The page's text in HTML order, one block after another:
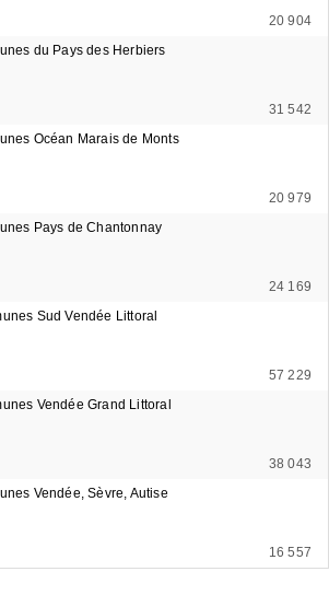
20 904
du Pays des Herbiers
31 542
Océan Marais de Monts
20 979
Pays de Chantonnay
24 169
Sud Vendée Littoral
57 229
Vendée Grand Littoral
38 043
Vendée, Sèvre, Autise
16 557